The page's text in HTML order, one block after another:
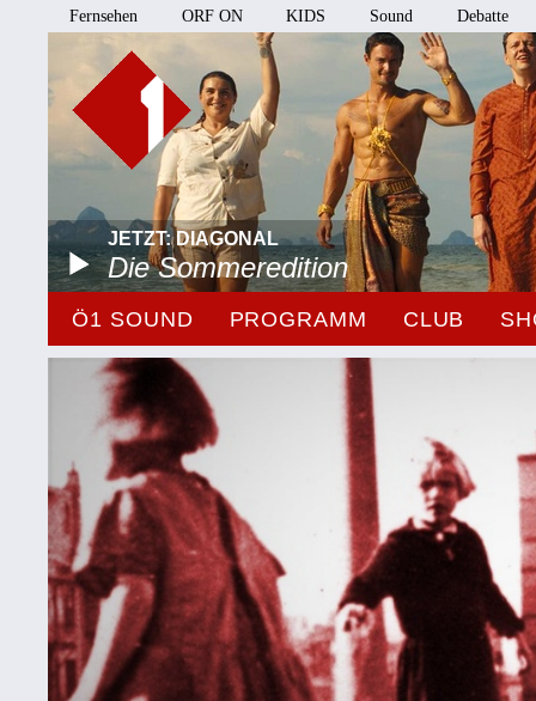
Fernsehen ORF ON KIDS Sound Debatte
JETZT: DIAGONAL
Die Sommeredition
Ö1 SOUND PROGRAMM CLUB